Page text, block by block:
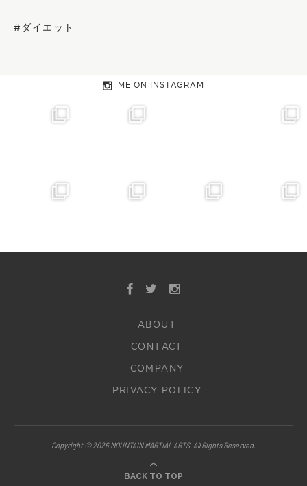
#ダイエット
ME ON INSTAGRAM
ABOUT
CONTACT
COMPANY
PRIVACY POLICY
Copyright © 2026 MOUNTAIN MARTIAL ARTS. All Rights Reserved.
BACK TO TOP